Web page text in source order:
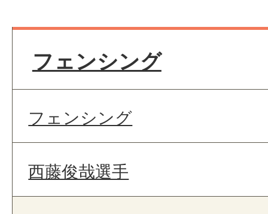
フェンシング
フェンシング
西藤俊哉選手